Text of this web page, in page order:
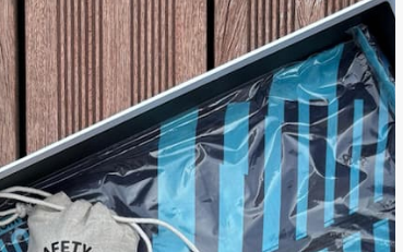
conçues pour offrir un maintien optimal et un
Fabriquées à partir de matériaux de haute
à divers sports et activités, allant du tennis
à pied. Grâce à leur technologie d'absorption
sur vos articulations, minimisant ainsi les
Sidas favorisent également une meilleure
du poids, améliorant ainsi vos
confort au quotidien. Que vous soyez un sportif
la recherche d'un meilleur maintien du pied,
pour une expérience de marche et de sport
soin de vos pieds et restez au top de votre